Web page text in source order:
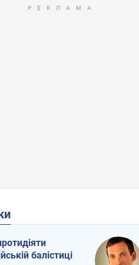
балістиці